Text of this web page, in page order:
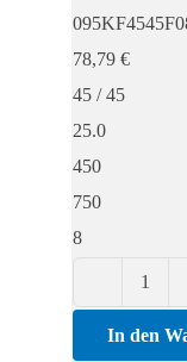
78,79 €
45 / 45
25.0
450
750
8
In den